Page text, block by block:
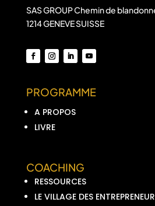
SAS GROUP Chemin de
1214 GENEVE SUISSE
PROGRAMME
A PROPOS
LIVRE
COACHING
RESSOURCES
LE VILLAGE DES